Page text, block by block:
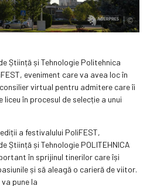
Știință și Tehnologie Politehnica
eveniment care va avea loc în
virtual pentru admitere care îi
în procesul de selecție a unui
a festivalului PoliFEST,
Știință și Tehnologie POLITEHNICA
în sprijinul tinerilor care își
și să aleagă o carieră de viitor.
pune la